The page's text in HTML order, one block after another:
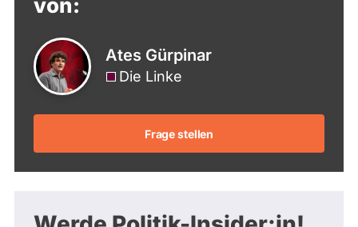
von:
Ates Gürpinar
Die Linke
Frage stellen